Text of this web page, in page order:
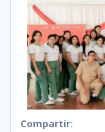
Compartir: